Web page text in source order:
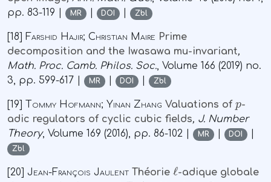
pp. 83-119 |
MR | DOI | Zbl
[18] Farshid Hajir; Christian Maire Prime
decomposition and the Iwasawa mu-invariant,
Math. Proc. Camb. Philos. Soc., Volume 166 (2019) no.
3, pp. 599-617 |
MR | DOI | Zbl
[19] Tommy Hofmann; Yinan Zhang Valuations of
-
adic regulators of cyclic cubic fields, J. Number
Theory, Volume 169 (2016), pp. 86-102 | MR | DOI
Zbl
[20] Jean-François Jaulent Théorie ℓ-adique globale